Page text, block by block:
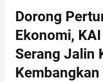
Dorong
Ekonomi,
Serang Jalin